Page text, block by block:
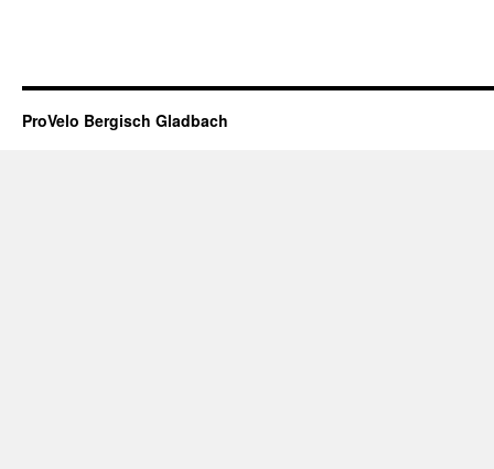
ProVelo Bergisch Gladbach